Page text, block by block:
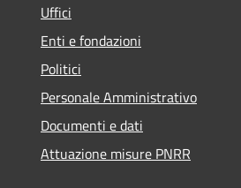
Uffici
Enti e fondazioni
Politici
Personale Amministrativo
Documenti e dati
Attuazione misure PNRR